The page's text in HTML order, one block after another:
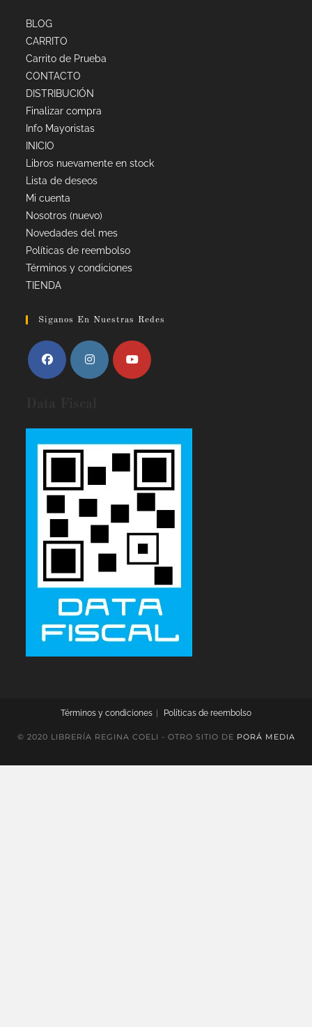
BLOG
CARRITO
Carrito de Prueba
CONTACTO
DISTRIBUCIÓN
Finalizar compra
Info Mayoristas
INICIO
Libros nuevamente en stock
Lista de deseos
Mi cuenta
Nosotros (nuevo)
Novedades del mes
Políticas de reembolso
Términos y condiciones
TIENDA
Siganos En Nuestras Redes
Términos y condiciones Políticas de reembolso
© 2020 LIBRERÍA REGINA COELI - OTRO SITIO DE PORÁ MEDIA